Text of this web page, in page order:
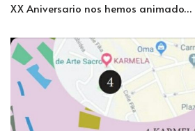
XX Aniversario nos hemos animado…